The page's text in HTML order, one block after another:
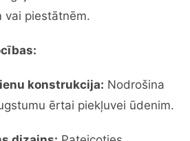
vai piestātnēm.
konstrukcija: Nodrošina
ērtai piekļuvei ūdenim.